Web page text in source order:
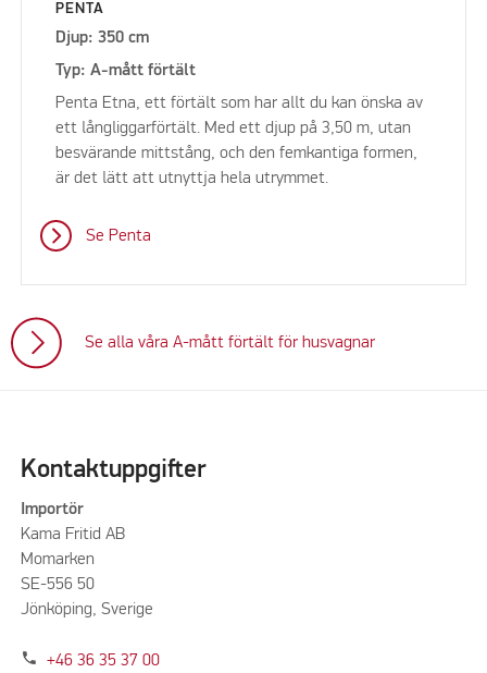
PENTA
Djup: 350 cm
Typ: A-mått förtält
Penta Etna, ett förtält som har allt du kan önska av
ett långliggarförtält. Med ett djup på 3,50 m, utan
besvärande mittstång, och den femkantiga formen,
är det lätt att utnyttja hela utrymmet.
Se Penta
Se alla våra A-mått förtält för husvagnar
Kontaktuppgifter
Importör
Kama Fritid AB
Momarken
SE-556 50
Jönköping, Sverige
phone +46 36 35 37 00